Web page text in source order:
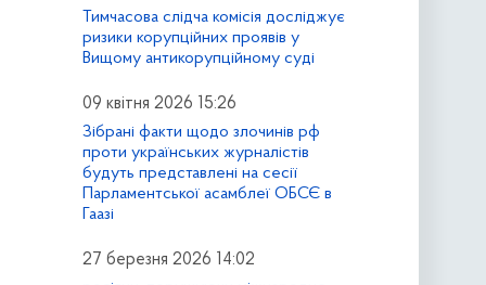
Тимчасова слідча комісія досліджує
ризики корупційних проявів у
Вищому антикорупційному суді
09 квітня 2026 15:26
Зібрані факти щодо злочинів рф
проти українських журналістів
будуть представлені на сесії
Парламентської асамблеї ОБСЄ в
Гаазі
27 березня 2026 14:02